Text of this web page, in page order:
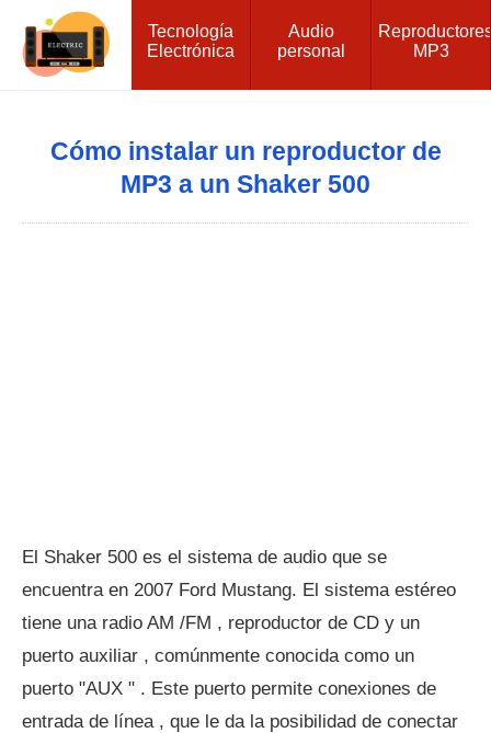
Tecnología
Electrónica
Audio
personal
MP3
Cómo instalar un reproductor de
MP3 a un Shaker 500
El Shaker 500 es el sistema de audio que se
encuentra en 2007 Ford Mustang. El sistema estéreo
tiene una radio AM /FM , reproductor de CD y un
puerto auxiliar , comúnmente conocida como un
puerto "AUX " . Este puerto permite conexiones de
entrada de línea , que le da la posibilidad de conectar